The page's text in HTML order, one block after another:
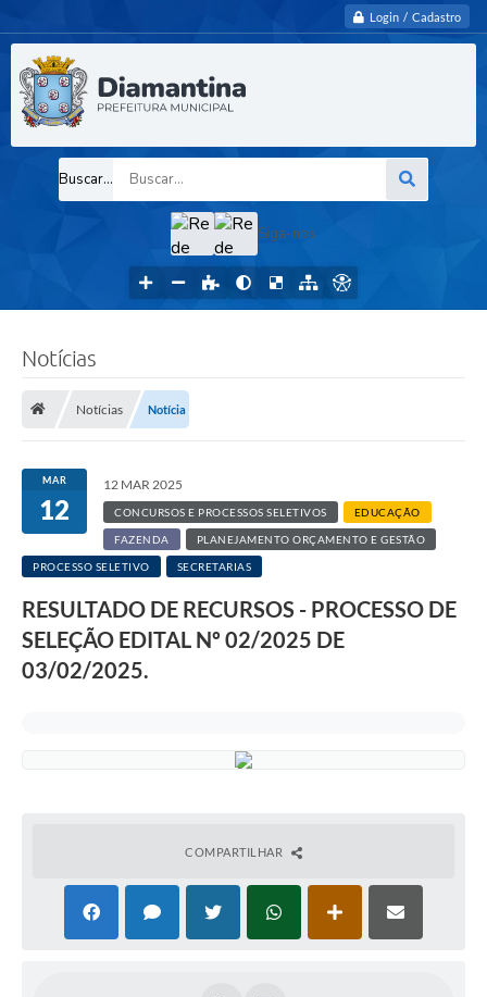
Login / Cadastro
Buscar...
Siga-nos
Notícias
Notícias Notícia
MAR
12
12 MAR 2025
CONCURSOS E PROCESSOS SELETIVOS EDUCAÇÃO
FAZENDA PLANEJAMENTO ORÇAMENTO E GESTÃO
PROCESSO SELETIVO SECRETARIAS
RESULTADO DE RECURSOS - PROCESSO DE
SELEÇÃO EDITAL Nº 02/2025 DE
03/02/2025.
COMPARTILHAR